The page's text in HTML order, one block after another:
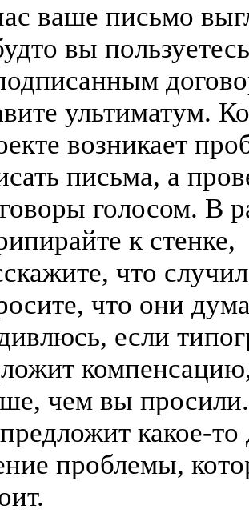
ваше письмо
вы
ультиматум.
возникает
письма, а
голосом. В
к стенке,
что
что они
если
чем вы просили.
какое-то
проблемы,